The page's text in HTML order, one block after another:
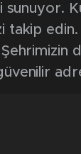
edin.